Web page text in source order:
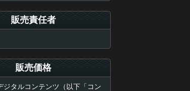
販売責任者
販売価格
ジタルコンテンツ（以下「コン